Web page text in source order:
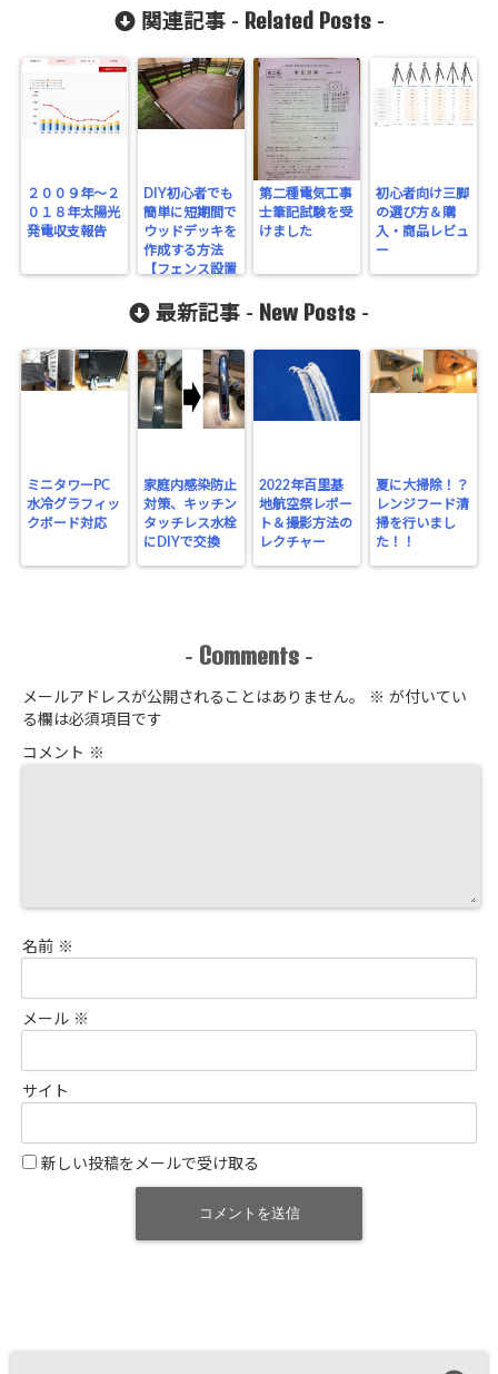
関連記事 - Related Posts-
２００９年～２
０１８年太陽光
発電収支報告
DIY初心者でも
簡単に短期間で
ウッドデッキを
作成する方法
【フェンス設置
第二種電気工事
士筆記試験を受
けました
初心者向け三脚
の選び方＆購
入・商品レビュ
ー
最新記事 - New Posts -
ミニタワーPC
水冷グラフィッ
クボード対応
家庭内感染防止
対策、キッチン
タッチレス水栓
にDIYで交換
2022年百里基
地航空祭レポー
ト＆撮影方法の
レクチャー
夏に大掃除！？
レンジフード清
掃を行いまし
た！！
- Comments -
メールアドレスが公開されることはありません。 ※ が付いてい
る欄は必須項目です
コメント ※
名前 ※
メール ※
サイト
新しい投稿をメールで受け取る